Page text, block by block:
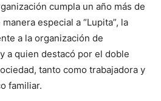
cumpla un año más de
especial a “Lupita”, la
a la organización de
a quien destacó por el doble
tanto como trabajadora y
familiar.